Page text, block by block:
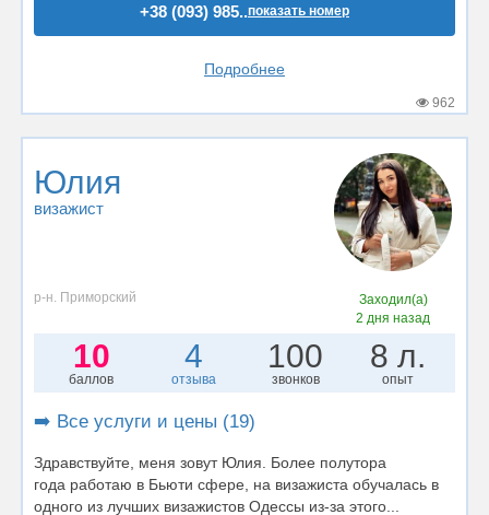
+38 (093) 985..показать номер
Подробнее
962
Юлия
визажист
р-н. Приморский
Заходил(а)
2 дня назад
10
баллов
4
отзыва
100
звонков
8 л.
опыт
➡️ Все услуги и цены (19)
Здравствуйте, меня зовут Юлия. Более полутора
года работаю в Бьюти сфере, на визажиста обучалась в
одного из лучших визажистов Одессы из-за этого...